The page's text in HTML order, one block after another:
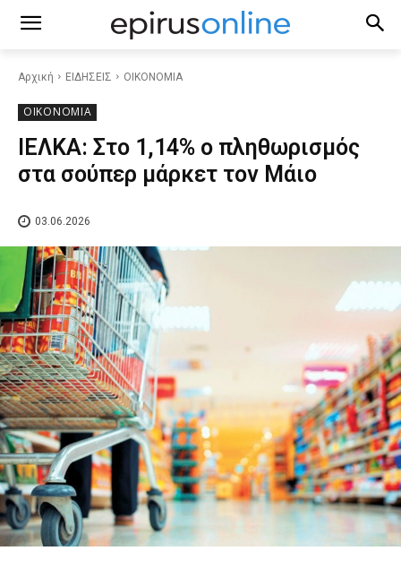
Αρχική ΕΙΔΗΣΕΙΣ ΟΙΚΟΝΟΜΙΑ
ΟΙΚΟΝΟΜΙΑ
ΙΕΛΚΑ: Στο 1,14% ο πληθωρισμός
στα σούπερ μάρκετ τον Μάιο
03.06.2026